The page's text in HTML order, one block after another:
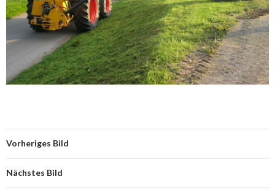
Vorheriges Bild
Nächstes Bild